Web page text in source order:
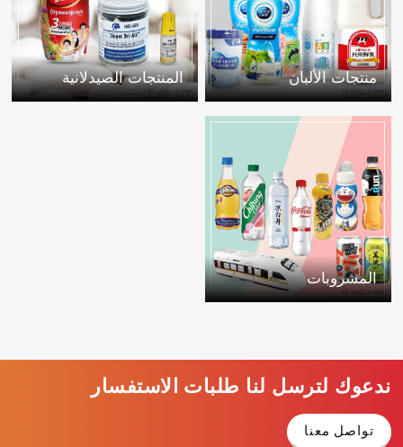
منتجات الألبان المنتجات الصيدلانية
المشروبات
ندعوك لترسل لنا طلبات الاستفسار
تواصل معنا